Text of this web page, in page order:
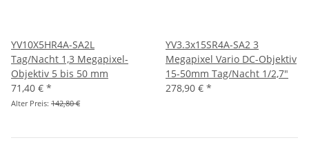
YV10X5HR4A-SA2L
Tag/Nacht 1,3 Megapixel-
Objektiv 5 bis 50 mm
71,40 € *
Alter Preis: 142,80 €
YV3.3x15SR4A-SA2 3
Megapixel Vario DC-Objektiv
15-50mm Tag/Nacht 1/2,7"
278,90 € *